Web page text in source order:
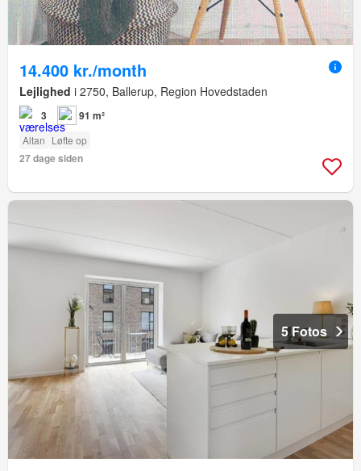
14.400 kr./month
Lejlighed i 2750, Ballerup, Region Hovedstaden
3 91 m²
Altan Løfte op
27 dage siden
5 Fotos